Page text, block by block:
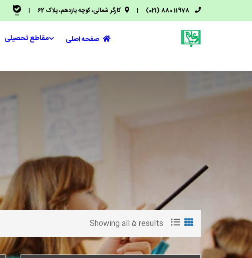
| کارگر شمالی، کوچه یازدهم، پلاک 62 |
صفحه اصلی مقاطع تحصیلی
Showing all 5 results